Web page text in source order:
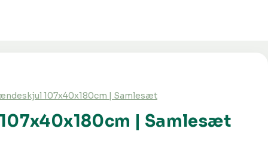
| Samlesæt
107x40x180cm | Samlesæt